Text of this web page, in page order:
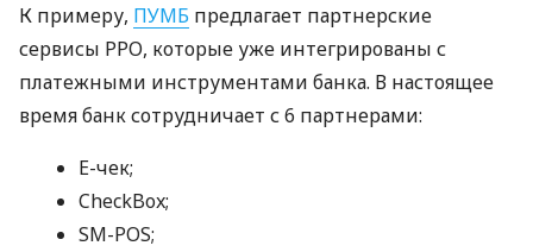
К примеру, ПУМБ предлагает партнерские
сервисы РРО, которые уже интегрированы с
платежными инструментами банка. В настоящее
время банк сотрудничает с 6 партнерами:
E-чек;
CheckBox;
SM-POS;